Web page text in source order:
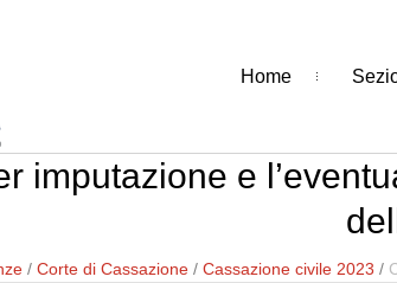
Home
imputazione e
/ Corte di Cassazione / Cassazione civile 2023 /